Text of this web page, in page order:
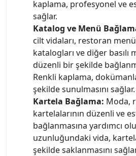
kaplama, profesyonel ve
sağlar.
Katalog ve Menü
cilt vidaları, restoran
katalogları ve diğer basılı
düzenli bir şekilde
Renkli kaplama,
şekilde sunulmasını sağlar.
Kartela Bağlama: Moda,
kartelalarının düzenli ve
bağlanmasına yardımcı
uzunluğundaki vida,
şekilde saklanmasını